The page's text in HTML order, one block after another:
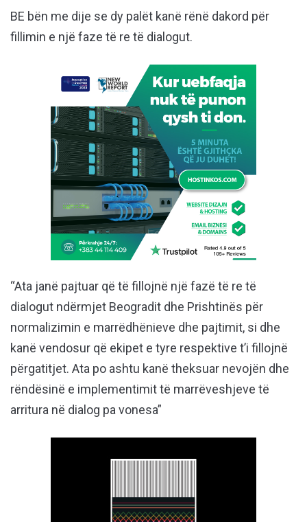
BE bën me dije se dy palët kanë rënë dakord për
fillimin e një faze të re të dialogut.
“Ata janë pajtuar që të fillojnë një fazë të re të
dialogut ndërmjet Beogradit dhe Prishtinës për
normalizimin e marrëdhënieve dhe pajtimit, si dhe
kanë vendosur që ekipet e tyre respektive t’i fillojnë
përgatitjet. Ata po ashtu kanë theksuar nevojën dhe
rëndësinë e implementimit të marrëveshjeve të
arritura në dialog pa vonesa”